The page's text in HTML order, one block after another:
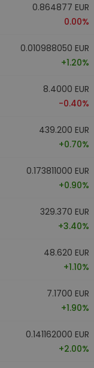
0.864877 EUR
0.00%
0.010988050 EUR
+1.20%
8.4000 EUR
-0.40%
439.200 EUR
+0.70%
0.173811000 EUR
+0.90%
329.370 EUR
+3.40%
48.620 EUR
+1.10%
7.1700 EUR
+1.90%
0.141162000 EUR
+2.00%